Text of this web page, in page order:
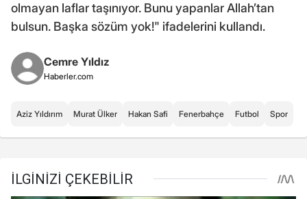
olmayan laflar taşınıyor. Bunu yapanlar Allah’tan
bulsun. Başka sözüm yok!" ifadelerini kullandı.
Cemre Yıldız
Haberler.com
Aziz Yıldırım Murat Ülker Hakan Safi Fenerbahçe Futbol Spor